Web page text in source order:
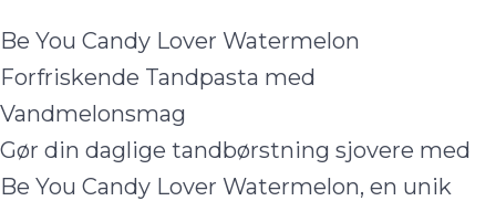
Be You Candy Lover Watermelon
Forfriskende Tandpasta med
Vandmelonsmag
Gør din daglige tandbørstning sjovere med
Be You Candy Lover Watermelon, en unik